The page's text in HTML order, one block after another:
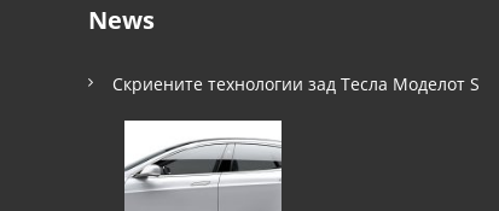
News
Скриените технологии зад Тесла Моделот S